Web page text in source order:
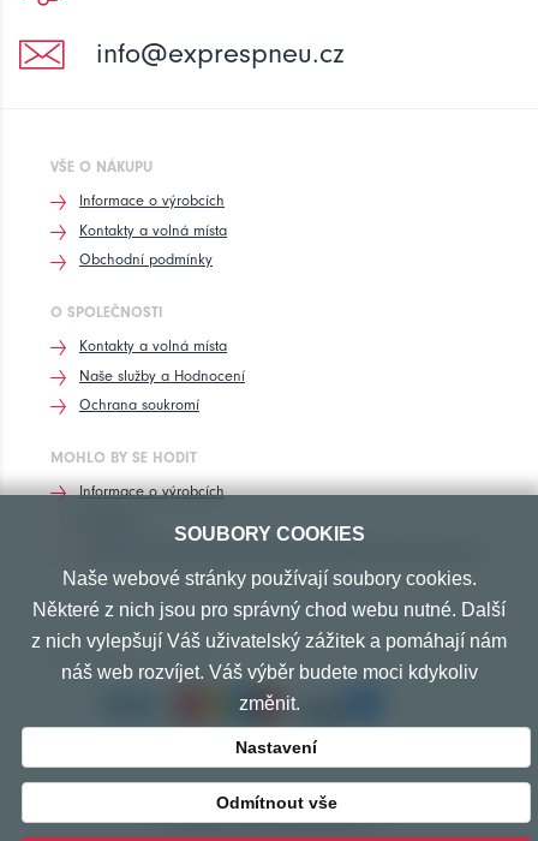
info@exprespneu.cz
VŠE O NÁKUPU
Informace o výrobcích
Kontakty a volná místa
Obchodní podmínky
O SPOLEČNOSTI
Kontakty a volná místa
Naše služby a Hodnocení
Ochrana soukromí
MOHLO BY SE HODIT
Informace o výrobcích
PŘIJÍMÁME TYTO PLATBY
© Copyright 2010-2026 Exprespneu.cz
SOUBORY COOKIES
Naše webové stránky používají soubory cookies.
Některé z nich jsou pro správný chod webu nutné. Další
z nich vylepšují Váš uživatelský zážitek a pomáhají nám
náš web rozvíjet. Váš výběr budete moci kdykoliv
změnit.
Nastavení
Odmítnout vše